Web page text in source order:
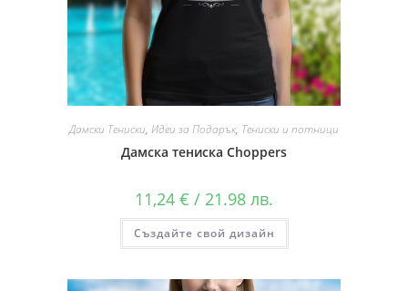
Дамски Тениски, Идеи за Подарък, Тениски и потници
Дамска тениска Choppers
11,24 € / 21.98 лв.
Създайте свой дизайн